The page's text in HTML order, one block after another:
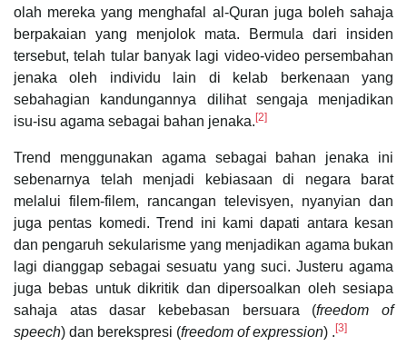
olah mereka yang menghafal al-Quran juga boleh sahaja
berpakaian yang menjolok mata. Bermula dari insiden
tersebut, telah tular banyak lagi video-video persembahan
jenaka oleh individu lain di kelab berkenaan yang
sebahagian kandungannya dilihat sengaja menjadikan
isu-isu agama sebagai bahan jenaka. [2]
Trend menggunakan agama sebagai bahan jenaka ini
sebenarnya telah menjadi kebiasaan di negara barat
melalui filem-filem, rancangan televisyen, nyanyian dan
juga pentas komedi. Trend ini kami dapati antara kesan
dan pengaruh sekularisme yang menjadikan agama bukan
lagi dianggap sebagai sesuatu yang suci. Justeru agama
juga bebas untuk dikritik dan dipersoalkan oleh sesiapa
sahaja atas dasar kebebasan bersuara (freedom of
speech) dan berekspresi (freedom of expression) . [3]